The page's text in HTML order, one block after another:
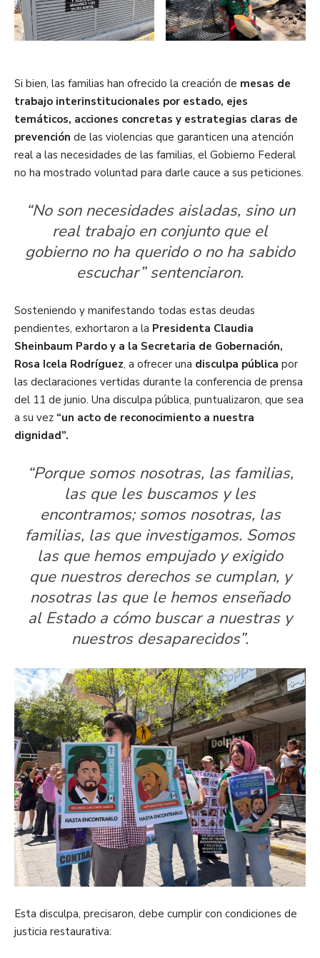
Si bien, las familias han ofrecido la creación de mesas de
trabajo interinstitucionales por estado, ejes
temáticos, acciones concretas y estrategias claras de
prevención de las violencias que garanticen una atención
real a las necesidades de las familias, el Gobierno Federal
no ha mostrado voluntad para darle cauce a sus peticiones.
“No son necesidades aisladas, sino un
real trabajo en conjunto que el
gobierno no ha querido o no ha sabido
escuchar” sentenciaron.
Sosteniendo y manifestando todas estas deudas
pendientes, exhortaron a la Presidenta Claudia
Sheinbaum Pardo y a la Secretaria de Gobernación,
Rosa Icela Rodríguez, a ofrecer una disculpa pública por
las declaraciones vertidas durante la conferencia de prensa
del 11 de junio. Una disculpa pública, puntualizaron, que sea
a su vez “un acto de reconocimiento a nuestra
dignidad”.
“Porque somos nosotras, las familias,
las que les buscamos y les
encontramos; somos nosotras, las
familias, las que investigamos. Somos
las que hemos empujado y exigido
que nuestros derechos se cumplan, y
nosotras las que le hemos enseñado
al Estado a cómo buscar a nuestras y
nuestros desaparecidos”.
Esta disculpa, precisaron, debe cumplir con condiciones de
justicia restaurativa: